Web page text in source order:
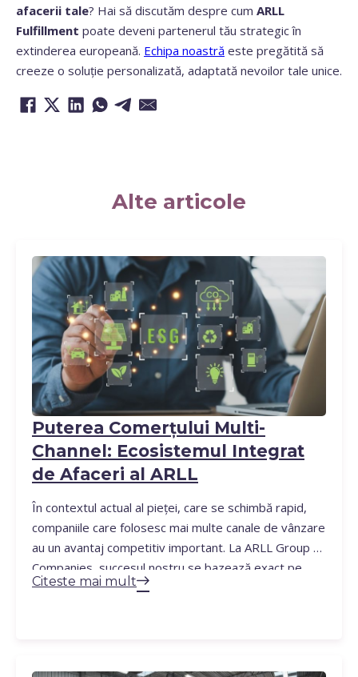
afacerii tale? Hai să discutăm despre cum ARLL
Fulfillment poate deveni partenerul tău strategic în
extinderea europeană. Echipa noastră este pregătită să
creeze o soluție personalizată, adaptată nevoilor tale unice.
Alte articole
Puterea Comerțului Multi-
Channel: Ecosistemul Integrat
de Afaceri al ARLL
În contextul actual al pieței, care se schimbă rapid,
companiile care folosesc mai multe canale de vânzare
au un avantaj competitiv important. La ARLL Group of
Companies, succesul nostru se bazează exact pe
acest principiu. Am creat un ecosistem integrat care
Citeste mai mult